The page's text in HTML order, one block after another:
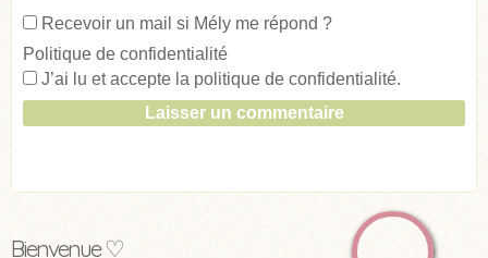
Recevoir un mail si Mély me répond ?
Politique de confidentialité
J’ai lu et accepte la politique de confidentialité.
Bienvenue ♡